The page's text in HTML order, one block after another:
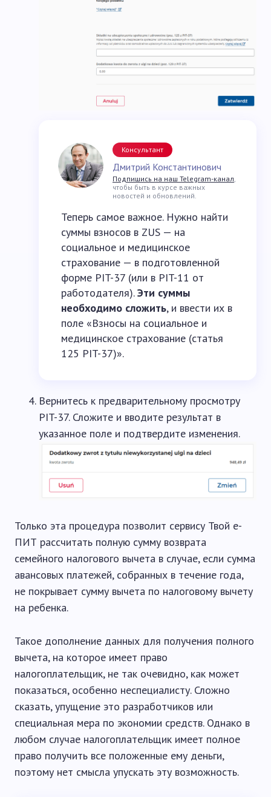
Консультант
Дмитрий Константинович
Подпишись на наш Telegram-канал
чтобы быть в курсе важных
новостей и обновлений.
Теперь самое важное. Нужно найти
суммы взносов в ZUS — на
социальное и медицинское
страхование — в подготовленной
форме PIT-37 (или в PIT-11 от
работодателя).Эти суммы
необходимо сложить, и ввести их в
поле «Взносы на социальное и
медицинское страхование (статья
125 PIT-37)».
Вернитесь к предварительному просмотру
PIT-37. Сложите и вводите результат в
указанное поле и подтвердите изменения.
Только эта процедура позволит сервису Твой е-
ПИТ рассчитать полную сумму возврата
семейного налогового вычета в случае, если сумма
авансовых платежей, собранных в течение года,
не покрывает сумму вычета по налоговому вычету
на ребенка.
Такое дополнение данных для получения полного
вычета, на которое имеет право
налогоплательщик, не так очевидно, как может
показаться, особенно неспециалисту. Сложно
сказать, упущение это разработчиков или
специальная мера по экономии средств. Однако в
любом случае налогоплательщик имеет полное
право получить все положенные ему деньги,
поэтому нет смысла упускать эту возможность.